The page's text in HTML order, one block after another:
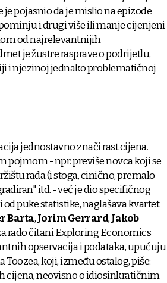
pojasnio da je mislio na epizode
i drugi više ili manje cijenjeni
od najrelevantnijih
je žustre rasprave o podrijetlu,
i njezinoj jednako problematičnoj
jednostavno znači rast cijena.
pojmom - npr. previše novca koji se
rada (i stoga, cinično, premalo
itd. - već je dio specifičnog
puke statistike, naglašava kvartet
Barta,Jorim Gerrard,Jakob
rado čitani Exploring Economics
opservacija i podataka, upućuju
koji, između ostalog, piše:
cijena, neovisno o idiosinkratičnim